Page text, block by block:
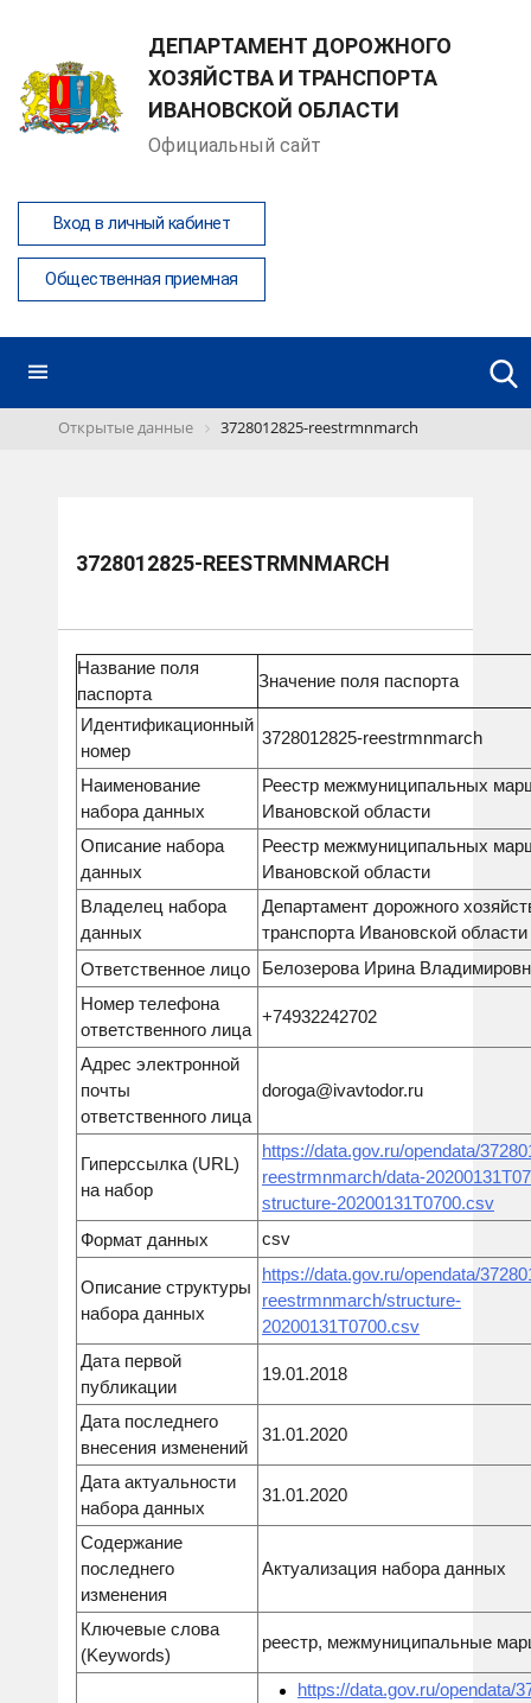
ДЕПАРТАМЕНТ ДОРОЖНОГО
ХОЗЯЙСТВА И ТРАНСПОРТА
ИВАНОВСКОЙ ОБЛАСТИ
Официальный сайт
Вход в личный кабинет
Общественная приемная
Открытые данные 3728012825-reestrmnmarch
3728012825-REESTRMNMARCH
Название поля
паспорта
Значение поля паспорта
Идентификационный
номер
3728012825-reestrmnmarch
Наименование
набора данных
Реестр межмуниципальных
Ивановской области
Описание набора
данных
Реестр межмуниципальных
Ивановской области
Владелец набора
данных
Департамент дорожного
транспорта Ивановской области
Ответственное лицо
Белозерова Ирина
Номер телефона
ответственного лица
+74932242702
Адрес электронной
почты
ответственного лица
doroga@ivavtodor.ru
Гиперссылка (URL)
на набор
https://data.gov.ru/opendata/
reestrmnmarch/data-
structure-20200131T0700.csv
Формат данных
csv
Описание структуры
набора данных
https://data.gov.ru/opendata/
reestrmnmarch/structure-
20200131T0700.csv
Дата первой
публикации
19.01.2018
Дата последнего
внесения изменений
31.01.2020
Дата актуальности
набора данных
31.01.2020
Содержание
последнего
изменения
Актуализация набора данных
Ключевые слова
(Keywords)
реестр, межмуниципальные
https://data.gov.ru/opendata/